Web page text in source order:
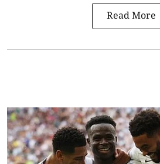
Read More